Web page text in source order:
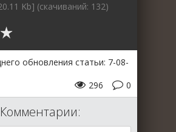
Kb] (cкачиваний: 132)
обновления статьи: 7-08-
0
296
Комментарии: